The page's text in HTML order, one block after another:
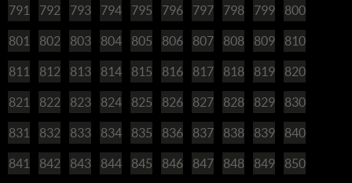
791 792 793 794 795 796 797 798 799 800
801 802 803 804 805 806 807 808 809 810
811 812 813 814 815 816 817 818 819 820
821 822 823 824 825 826 827 828 829 830
831 832 833 834 835 836 837 838 839 840
841 842 843 844 845 846 847 848 849 850